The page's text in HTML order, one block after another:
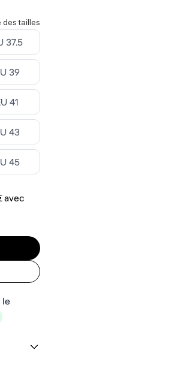
des tailles
37.5
39
41
43
45
avec
le